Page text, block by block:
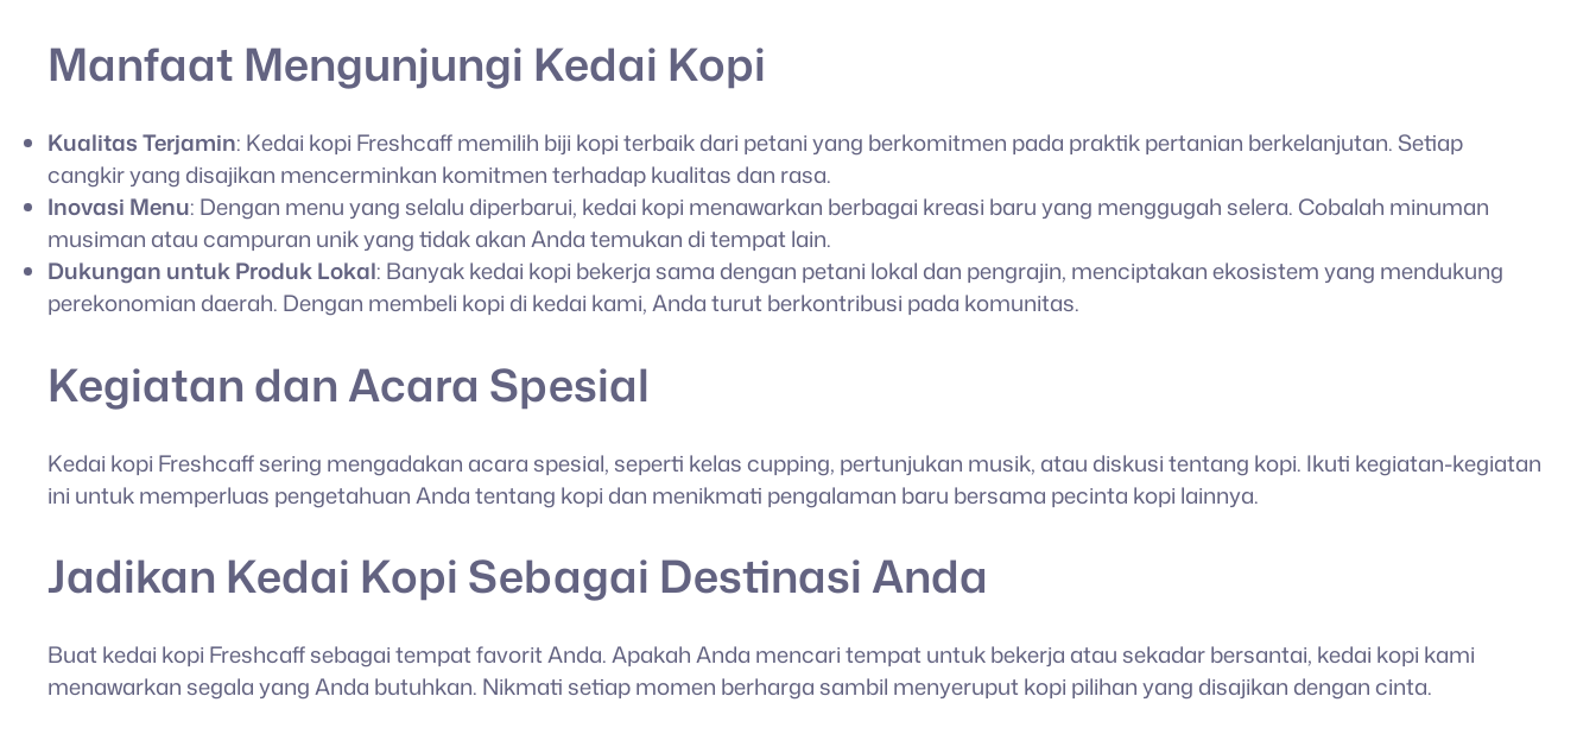
Manfaat Mengunjungi Kedai Kopi
Kualitas Terjamin: Kedai kopi Freshcaff memilih biji kopi terbaik dari petani yang berkomitmen pada praktik pertanian berkelanjutan. Setiap
cangkir yang disajikan mencerminkan komitmen terhadap kualitas dan rasa.
Inovasi Menu: Dengan menu yang selalu diperbarui, kedai kopi menawarkan berbagai kreasi baru yang menggugah selera. Cobalah minuman
musiman atau campuran unik yang tidak akan Anda temukan di tempat lain.
Dukungan untuk Produk Lokal: Banyak kedai kopi bekerja sama dengan petani lokal dan pengrajin, menciptakan ekosistem yang mendukung
perekonomian daerah. Dengan membeli kopi di kedai kami, Anda turut berkontribusi pada komunitas.
Kegiatan dan Acara Spesial
Kedai kopi Freshcaff sering mengadakan acara spesial, seperti kelas cupping, pertunjukan musik, atau diskusi tentang kopi. Ikuti kegiatan-kegiatan
ini untuk memperluas pengetahuan Anda tentang kopi dan menikmati pengalaman baru bersama pecinta kopi lainnya.
Jadikan Kedai Kopi Sebagai Destinasi Anda
Buat kedai kopi Freshcaff sebagai tempat favorit Anda. Apakah Anda mencari tempat untuk bekerja atau sekadar bersantai, kedai kopi kami
menawarkan segala yang Anda butuhkan. Nikmati setiap momen berharga sambil menyeruput kopi pilihan yang disajikan dengan cinta.